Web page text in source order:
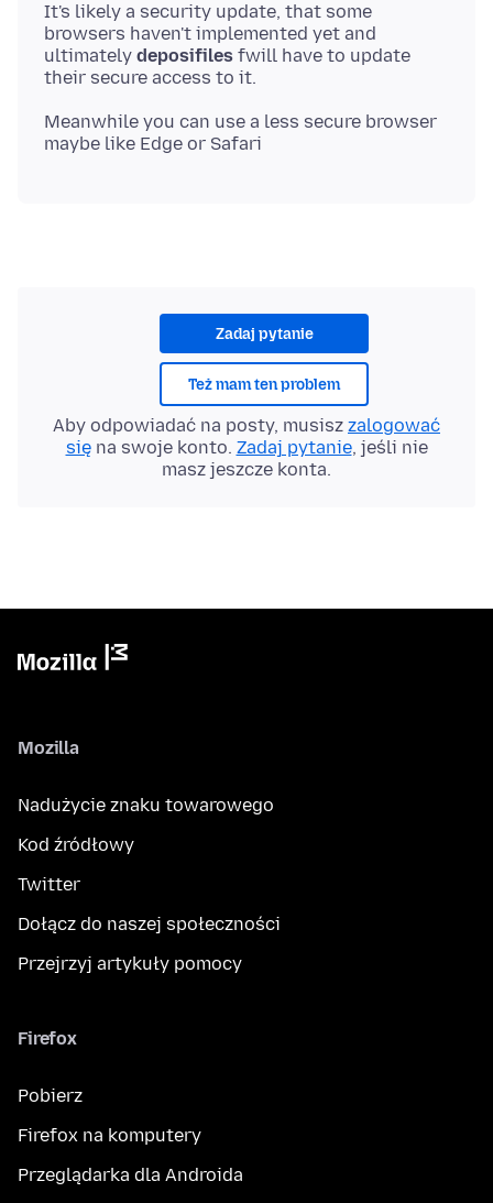
It's likely a security update, that some
browsers haven't implemented yet and
ultimately deposifiles fwill have to update
Meanwhile you can use a less secure browser
Zadaj pytanie
Też mam ten problem
Aby odpowiadać na posty, musisz zalogować
sięna swoje konto. Zadaj pytanie, jeśli nie
masz jeszcze konta.
Mozilla
Nadużycie znaku towarowego
Kod źródłowy
Twitter
Dołącz do naszej społeczności
Przejrzyj artykuły pomocy
Firefox
Pobierz
Firefox na komputery
Przeglądarka dla Androida